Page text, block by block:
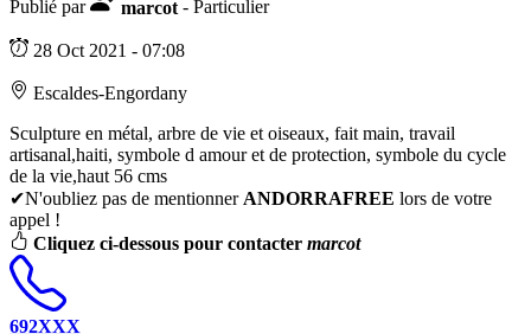
Publié par marcot- Particulier
28 Oct 2021 - 07:08
Escaldes-Engordany
Sculpture en métal, arbre de vie et oiseaux, fait main, travail
artisanal,haiti, symbole d amour et de protection, symbole du cycle
de la vie,haut 56 cms
✔N'oubliez pas de mentionner ANDORRAFREE lors de votre
appel !
Cliquez ci-dessous pour contacter marcot
692XXX